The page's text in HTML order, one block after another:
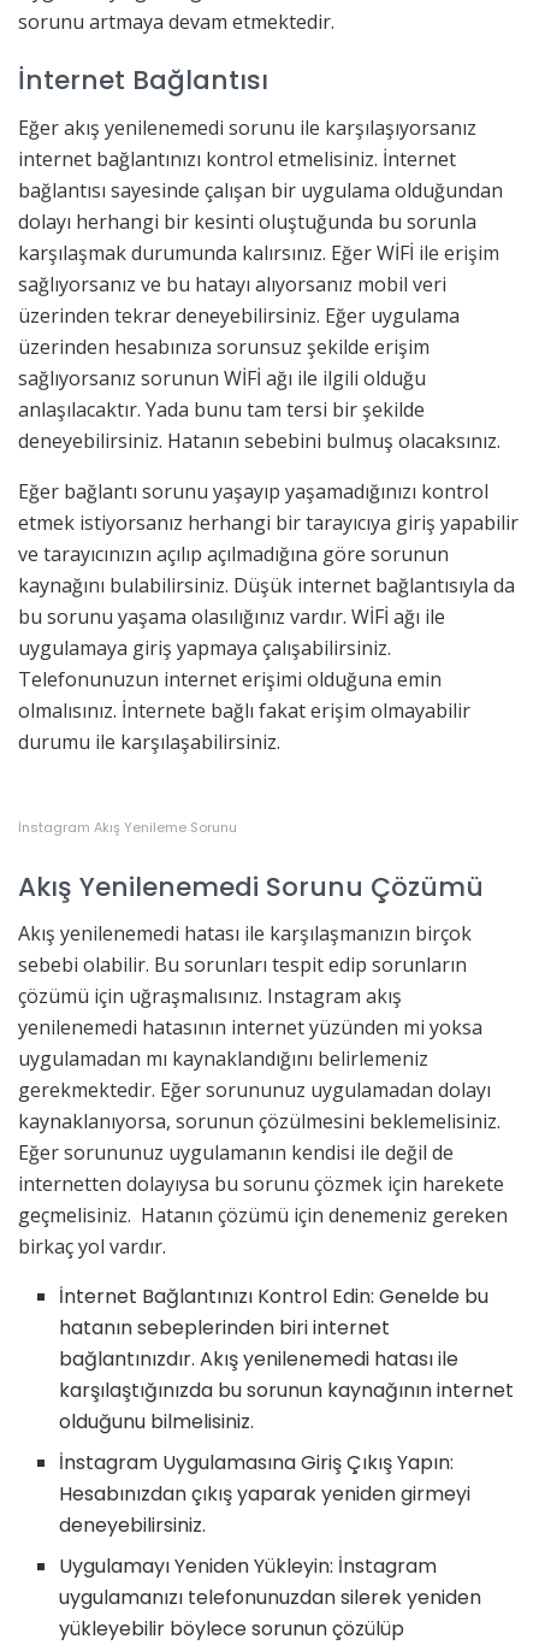
sorunu artmaya devam etmektedir.
İnternet Bağlantısı
Eğer akış yenilenemedi sorunu ile karşılaşıyorsanız
internet bağlantınızı kontrol etmelisiniz. İnternet
bağlantısı sayesinde çalışan bir uygulama olduğundan
dolayı herhangi bir kesinti oluştuğunda bu sorunla
karşılaşmak durumunda kalırsınız. Eğer WİFİ ile erişim
sağlıyorsanız ve bu hatayı alıyorsanız mobil veri
üzerinden tekrar deneyebilirsiniz. Eğer uygulama
üzerinden hesabınıza sorunsuz şekilde erişim
sağlıyorsanız sorunun WİFİ ağı ile ilgili olduğu
anlaşılacaktır. Yada bunu tam tersi bir şekilde
deneyebilirsiniz. Hatanın sebebini bulmuş olacaksınız.
Eğer bağlantı sorunu yaşayıp yaşamadığınızı kontrol
etmek istiyorsanız herhangi bir tarayıcıya giriş yapabilir
ve tarayıcınızın açılıp açılmadığına göre sorunun
kaynağını bulabilirsiniz. Düşük internet bağlantısıyla da
bu sorunu yaşama olasılığınız vardır. WİFİ ağı ile
uygulamaya giriş yapmaya çalışabilirsiniz.
Telefonunuzun internet erişimi olduğuna emin
olmalısınız. İnternete bağlı fakat erişim olmayabilir
durumu ile karşılaşabilirsiniz.
İnstagram Akış Yenileme Sorunu
Akış Yenilenemedi Sorunu Çözümü
Akış yenilenemedi hatası ile karşılaşmanızın birçok
sebebi olabilir. Bu sorunları tespit edip sorunların
çözümü için uğraşmalısınız. Instagram akış
yenilenemedi hatasının internet yüzünden mi yoksa
uygulamadan mı kaynaklandığını belirlemeniz
gerekmektedir. Eğer sorununuz uygulamadan dolayı
kaynaklanıyorsa, sorunun çözülmesini beklemelisiniz.
Eğer sorununuz uygulamanın kendisi ile değil de
internetten dolayıysa bu sorunu çözmek için harekete
geçmelisiniz. Hatanın çözümü için denemeniz gereken
birkaç yol vardır.
İnternet Bağlantınızı Kontrol Edin: Genelde bu
hatanın sebeplerinden biri internet
bağlantınızdır. Akış yenilenemedi hatası ile
karşılaştığınızda bu sorunun kaynağının internet
olduğunu bilmelisiniz.
İnstagram Uygulamasına Giriş Çıkış Yapın:
Hesabınızdan çıkış yaparak yeniden girmeyi
deneyebilirsiniz.
Uygulamayı Yeniden Yükleyin: İnstagram
uygulamanızı telefonunuzdan silerek yeniden
yükleyebilir böylece sorunun çözülüp